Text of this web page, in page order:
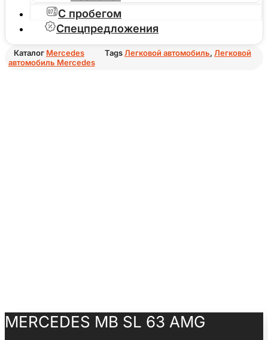
С пробегом
Спецпредложения
Каталог Mercedes TagsЛегковой автомобиль, Легковой
автомобиль Mercedes
MERCEDES MB SL 63 AMG